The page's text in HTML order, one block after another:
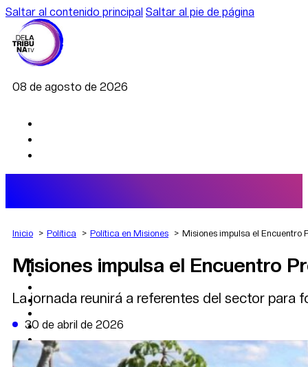
Saltar al contenido principal Saltar al pie de página
08 de agosto de 2026
AGRO
DEPORTES
POLÍTICA
DATA FIRME
DE LA TRIBUNA TV
Inicio Política Política en Misiones Misiones impulsa el
Misiones impulsa el Encuentro
La jornada reunirá a referentes del sector
30 de abril de 2026